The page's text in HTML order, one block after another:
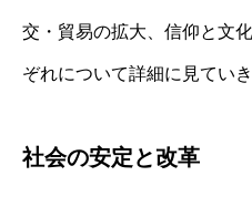
交・貿易の拡大、信仰と文
ぞれについて詳細に見ていき
社会の安定と改革